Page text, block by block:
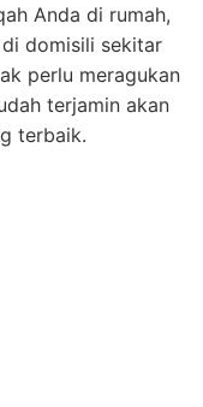
Anda di rumah,
domisili sekitar
perlu meragukan
terjamin akan
terbaik.